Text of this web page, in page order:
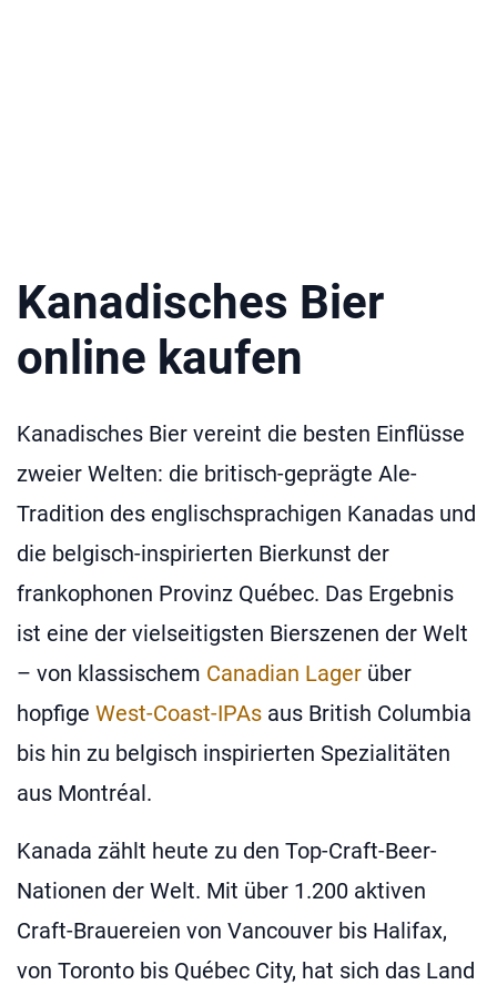
Kanadisches Bier
online kaufen
Kanadisches Bier vereint die besten Einflüsse
zweier Welten: die britisch-geprägte Ale-
Tradition des englischsprachigen Kanadas und
die belgisch-inspirierten Bierkunst der
frankophonen Provinz Québec. Das Ergebnis
ist eine der vielseitigsten Bierszenen der Welt
– von klassischem Canadian Lager über
hopfige West-Coast-IPAs aus British Columbia
bis hin zu belgisch inspirierten Spezialitäten
aus Montréal.
Kanada zählt heute zu den Top-Craft-Beer-
Nationen der Welt. Mit über 1.200 aktiven
Craft-Brauereien von Vancouver bis Halifax,
von Toronto bis Québec City, hat sich das Land